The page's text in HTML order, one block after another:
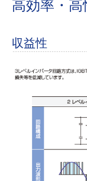
高効率・
収益性